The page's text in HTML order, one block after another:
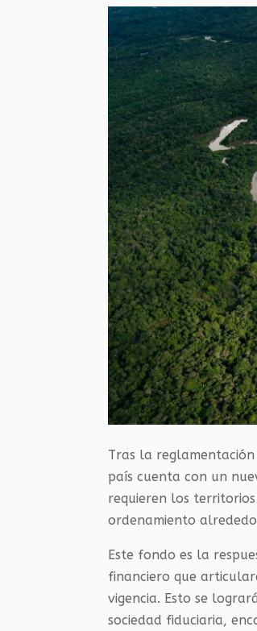
Tras la
país cuenta con un
requieren los
ordenamiento
Este fondo es la
financiero que
vigencia. Esto se
sociedad fiduciaria,